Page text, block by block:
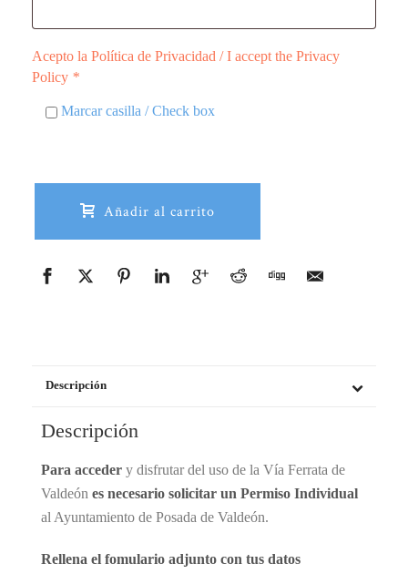
Acepto la Política de Privacidad / I accept the Privacy
Policy *
Marcar casilla / Check box
Añadir al carrito
Descripción
Descripción
Para acceder y disfrutar del uso de la Vía Ferrata de
Valdeón es necesario solicitar un Permiso Individual
al Ayuntamiento de Posada de Valdeón.
Rellena el fomulario adjunto con tus datos